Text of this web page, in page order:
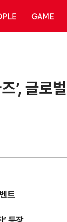
GAME
’, 글로
트